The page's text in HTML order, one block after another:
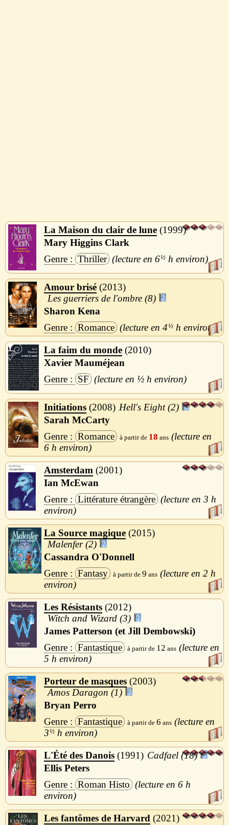
La Maison du clair de lune 1999
Mary Higgins Clark
Thriller
6½ h
Amour brisé 2013
Les guerriers de l'ombre (8)
Sharon Kena
Romance
4½ h
La faim du monde 2010
Xavier Mauméjean
SF
½ h
Initiations 2008
Hell's Eight (2)
Sarah McCarty
Romance
18
6 h
Amsterdam
2001
Ian McEwan
Littérature étrangère
3 h
La Source magique 2015
Malenfer (2)
Cassandra O'Donnell
Fantasy
9 2 h
Les Résistants 2012
Witch and Wizard (3)
James Patterson (et Jill Dembowski)
Fantastique
12
5 h
Porteur de masques 2003
Amos Daragon (1)
Bryan Perro
Fantastique
6
3½ h
L'Été des Danois 1991
Cadfael (18)
Ellis Peters
Roman Histo
6 h
Les fantômes de Harvard
2021